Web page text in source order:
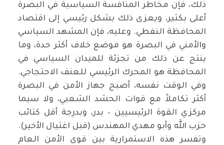
ذلك، فإن مخاطر المنافسة السياسية في البصرة
أعلى بكثير، ويعزى ذلك بشكل رئيسي إلى اقتصاد
المحافظة النفطي. وعليه، فإن المشهد السياسي
والأمني في البصرة هو موضع خلاف أكثر حدة، وما
ينتج عن ذلك من تجزئة للميدان السياسي في
المحافظة هو المحرك الرئيسي للعنف الاحتجاجي.
وفي الوقت نفسه، أصبح جهاز الأمن في البصرة
أكثر تكاملاً مع قوات الحشد الشعبي، ولا سيما
مركزي القوة الرئيسيين – بدر، وبدرجة أقل كتائب
حزب الله وأبو مهدي المهندس (قبل اغتيال الأخير).
وتفسر هذه الاستمرارية بين قوى الأمن العام